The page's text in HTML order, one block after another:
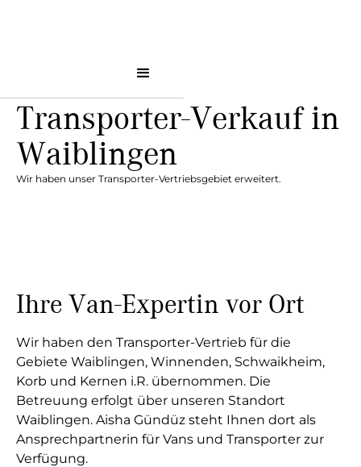
Transporter-Verkauf in
Waiblingen
Wir haben unser Transporter-Vertriebsgebiet erweitert.
Ihre Van-Expertin vor Ort
Wir haben den Transporter-Vertrieb für die
Gebiete Waiblingen, Winnenden, Schwaikheim,
Korb und Kernen i.R. übernommen. Die
Betreuung erfolgt über unseren Standort
Waiblingen. Aisha Gündüz steht Ihnen dort als
Ansprechpartnerin für Vans und Transporter zur
Verfügung.